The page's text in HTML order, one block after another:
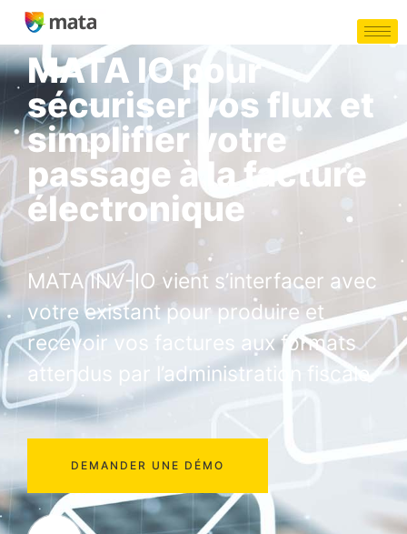
FACTURE ÉLECTRONIQUE
MATA IO pour
sécuriser vos flux et
simplifier votre
passage à la facture
électronique
MATA INV-IO vient s’interfacer avec
votre existant pour produire et
recevoir vos factures aux formats
attendus par l’administration fiscale.
DEMANDER UNE DÉMO